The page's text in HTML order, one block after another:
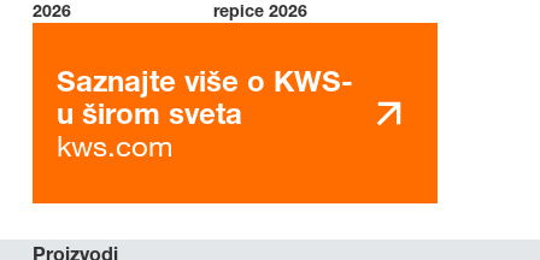
2026
repice 2026
Saznajte više o KWS-
u širom sveta
kws.com
Proizvodi